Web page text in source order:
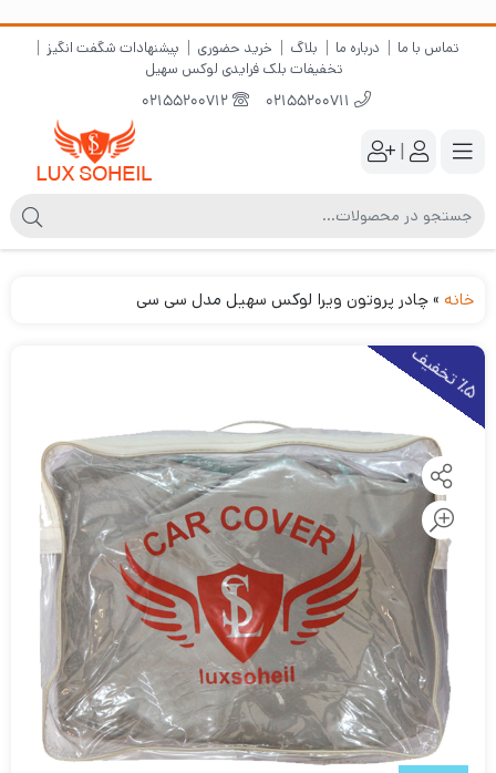
تماس با ما درباره ما بلاگ خرید حضوری
پیشنهادات شگفت انگیز
تخفیفات بلک فرایدی لوکس سهیل
|
خانه »چادر پروتون ویرا لوکس سهیل مدل سی سی
٪
5
ت
خ
ف
ی
ف